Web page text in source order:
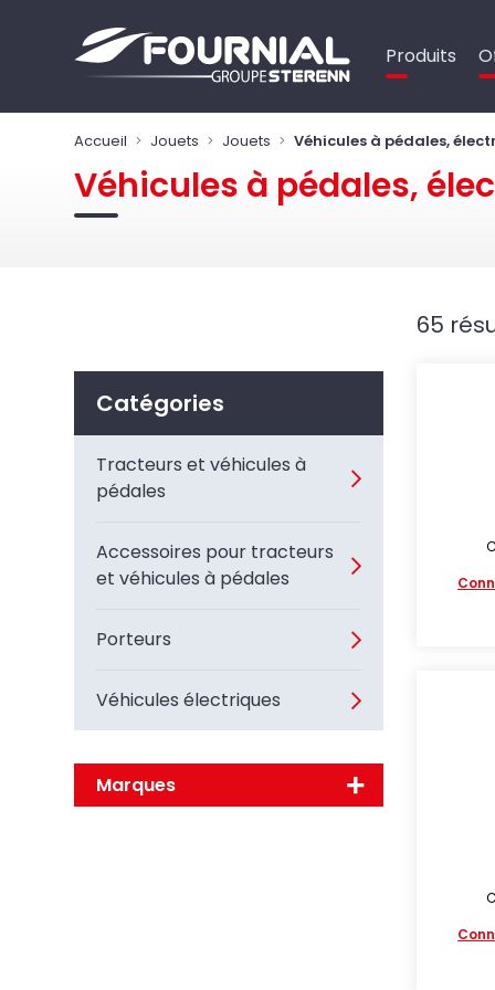
Produits
Accueil Jouets Jouets Véhicules à pédales,
Véhicules à pédales,
Catégories
Tracteurs et véhicules à
pédales
Accessoires pour tracteurs
et véhicules à pédales
Porteurs
Véhicules électriques
Marques
65